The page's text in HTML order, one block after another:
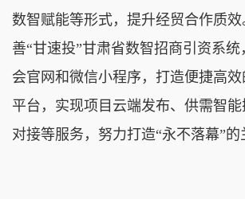
数智赋能等形式，提升经贸合作质
善“甘速投”甘肃省数智招商引资系
会官网和微信小程序，打造便捷高
平台，实现项目云端发布、供需智
对接等服务，努力打造“永不落幕”的